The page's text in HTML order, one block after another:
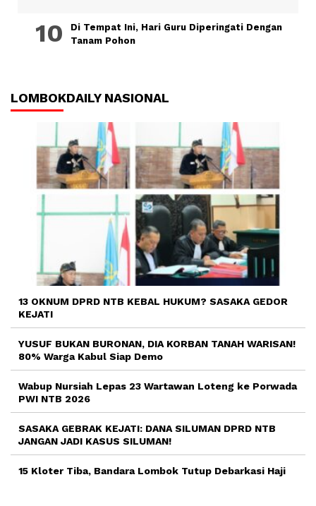
Di Tempat Ini, Hari Guru Diperingati Dengan
Tanam Pohon
LOMBOKDAILY NASIONAL
13 OKNUM DPRD NTB KEBAL HUKUM? SASAKA GEDOR
KEJATI
YUSUF BUKAN BURONAN, DIA KORBAN TANAH WARISAN!
80% Warga Kabul Siap Demo
Wabup Nursiah Lepas 23 Wartawan Loteng ke Porwada
PWI NTB 2026
SASAKA GEBRAK KEJATI: DANA SILUMAN DPRD NTB
JANGAN JADI KASUS SILUMAN!
15 Kloter Tiba, Bandara Lombok Tutup Debarkasi Haji